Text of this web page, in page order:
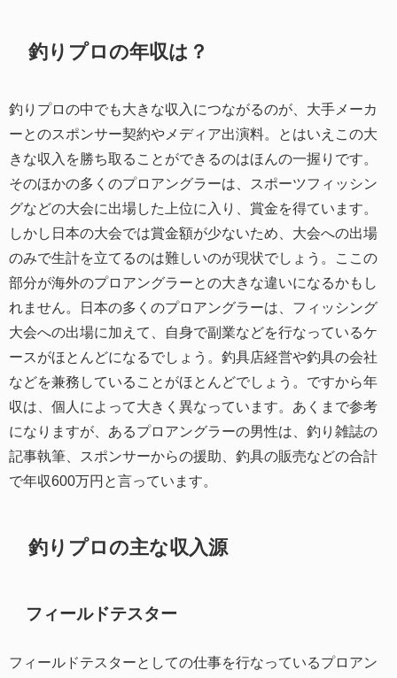
釣りプロの年収は？
釣りプロの中でも大きな収入につながるのが、大手メーカ
ーとのスポンサー契約やメディア出演料。とはいえこの大
きな収入を勝ち取ることができるのはほんの一握りです。
そのほかの多くのプロアングラーは、スポーツフィッシン
グなどの大会に出場した上位に入り、賞金を得ています。
しかし日本の大会では賞金額が少ないため、大会への出場
のみで生計を立てるのは難しいのが現状でしょう。ここの
部分が海外のプロアングラーとの大きな違いになるかもし
れません。日本の多くのプロアングラーは、フィッシング
大会への出場に加えて、自身で副業などを行なっているケ
ースがほとんどになるでしょう。釣具店経営や釣具の会社
などを兼務していることがほとんどでしょう。ですから年
収は、個人によって大きく異なっています。あくまで参考
になりますが、あるプロアングラーの男性は、釣り雑誌の
記事執筆、スポンサーからの援助、釣具の販売などの合計
で年収600万円と言っています。
釣りプロの主な収入源
フィールドテスター
フィールドテスターとしての仕事を行なっているプロアン